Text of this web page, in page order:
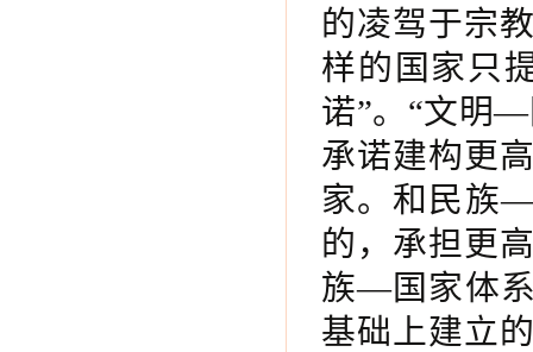
的凌驾于宗
样的国家只
诺”。“文明
承诺建构更
家。和民族
的，承担更
族—国家体
基础上建立